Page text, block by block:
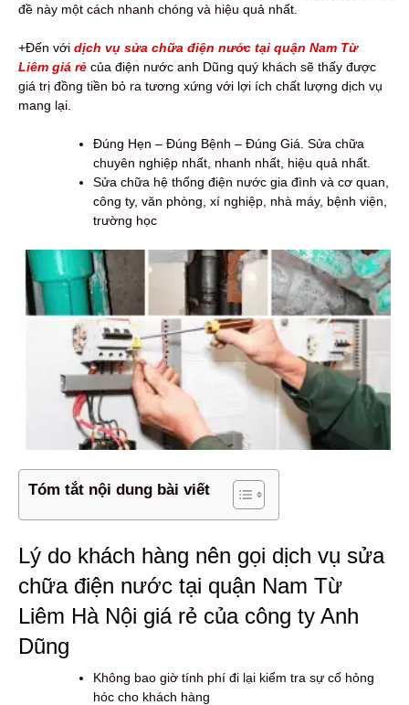
đề này một cách nhanh chóng và hiệu quả nhất.
+Đến với dịch vụ sửa chữa điện nước tại quận Nam Từ
Liêm giá rẻ của điện nước anh Dũng quý khách sẽ thấy được
giá trị đồng tiền bỏ ra tương xứng với lợi ích chất lượng dịch vụ
mang lại.
Đúng Hẹn – Đúng Bệnh – Đúng Giá. Sửa chữa
chuyên nghiệp nhất, nhanh nhất, hiệu quả nhất.
Sửa chữa hệ thống điện nước gia đình và cơ quan,
công ty, văn phòng, xí nghiệp, nhà máy, bệnh viện,
trường học
Tóm tắt nội dung bài viết
Lý do khách hàng nên gọi dịch vụ sửa
chữa điện nước tại quận Nam Từ
Liêm Hà Nội giá rẻ của công ty Anh
Dũng
Không bao giờ tính phí đi lại kiểm tra sự cố hỏng
hóc cho khách hàng